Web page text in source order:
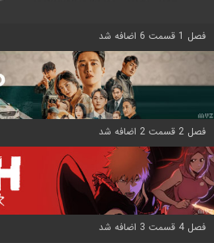
فصل 1 قسمت 6 اضافه شد
فصل 2 قسمت 2 اضافه شد
فصل 4 قسمت 3 اضافه شد